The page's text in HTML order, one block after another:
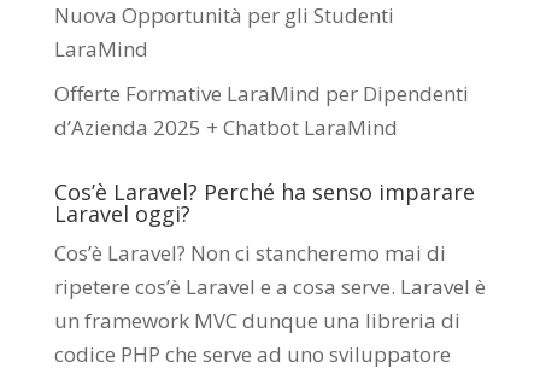
Nuova Opportunità per gli Studenti
LaraMind
Offerte Formative LaraMind per Dipendenti
d’Azienda 2025 + Chatbot LaraMind
Cos’è Laravel? Perché ha senso imparare
Laravel oggi?
Cos’è Laravel? Non ci stancheremo mai di
ripetere cos’è Laravel e a cosa serve. Laravel è
un framework MVC dunque una libreria di
codice PHP che serve ad uno sviluppatore